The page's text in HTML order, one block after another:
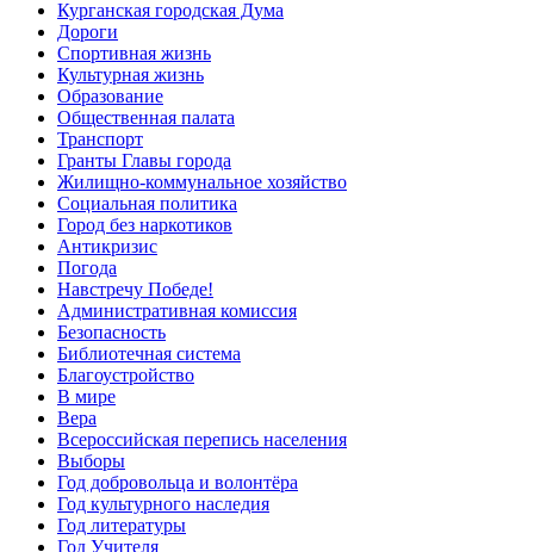
Курганская городская Дума
Дороги
Спортивная жизнь
Культурная жизнь
Образование
Общественная палата
Транспорт
Гранты Главы города
Жилищно-коммунальное хозяйство
Социальная политика
Город без наркотиков
Антикризис
Погода
Навстречу Победе!
Административная комиссия
Безопасность
Библиотечная система
Благоустройство
В мире
Вера
Всероссийская перепись населения
Выборы
Год добровольца и волонтёра
Год культурного наследия
Год литературы
Год Учителя